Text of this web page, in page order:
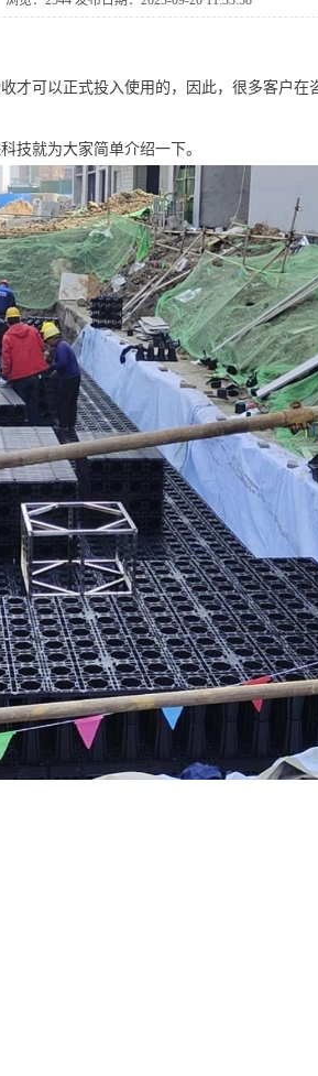
才可以正式投入使用的，因此，很多客户在
技就为大家简单介绍一下。